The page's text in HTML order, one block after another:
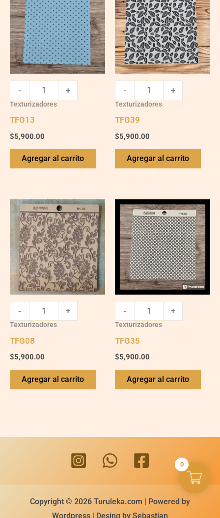
- +
Texturizadores
TFG13
$5,900.00
Agregar al carrito
- +
Texturizadores
TFG39
$5,900.00
Agregar al carrito
TFG08
quantity
- +
Texturizadores
TFG08
$5,900.00
Agregar al carrito
TFG35
quantity
- +
Texturizadores
TFG35
$5,900.00
Agregar al carrito
Copyright © 2026 Turuleka.com | Powered by
Wordpress | Desing by Sebastian
0